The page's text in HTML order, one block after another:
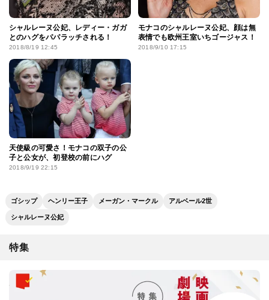
シャルレーヌ公妃、レディー・ガガ
とのハグをパパラッチされる！
2018/8/19 12:45
モナコのシャルレーヌ公妃、顔は無
表情でも欧州王室いちゴージャス！
2018/9/10 17:15
天使級の可愛さ！モナコの双子の公
子と公女が、初登校の前にハグ
2018/9/19 22:15
ゴシップ ヘンリー王子 メーガン・マークル アルベール2世
シャルレーヌ公妃
特集